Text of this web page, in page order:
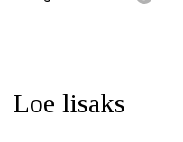
Loe lisaks